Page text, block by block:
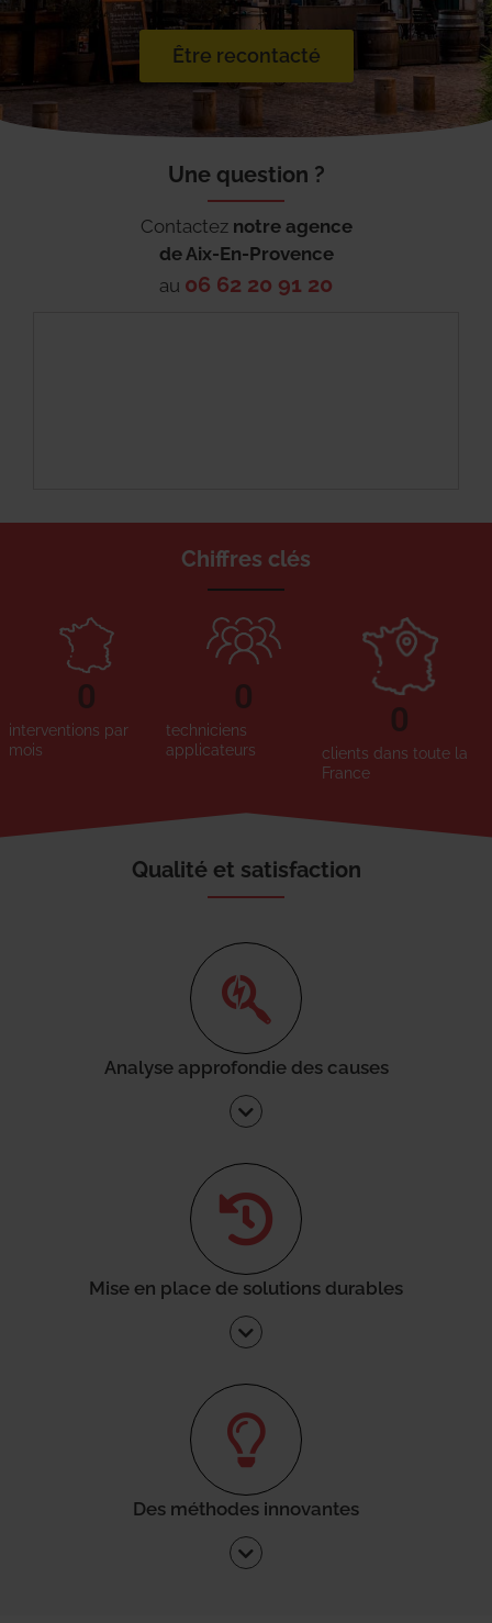
Être recontacté
Une question ?
Contactez notre agence
deAix-En-Provence
au 06 62 20 91 20
Chiffres clés
interventions par
mois
0
techniciens
applicateurs
0
clients dans toute la
France
0
Qualité et satisfaction
Analyse approfondie des causes
Mise en place de solutions durables
Des méthodes innovantes